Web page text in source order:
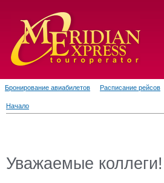
Бронирование авиабилетов Расписание рейсов
Начало
Уважаемые коллеги!